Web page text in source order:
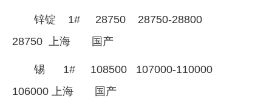
锌锭 1# 28750 28750-28800
28750 上海 国产
锡 1# 108500 107000-110000
106000 上海 国产